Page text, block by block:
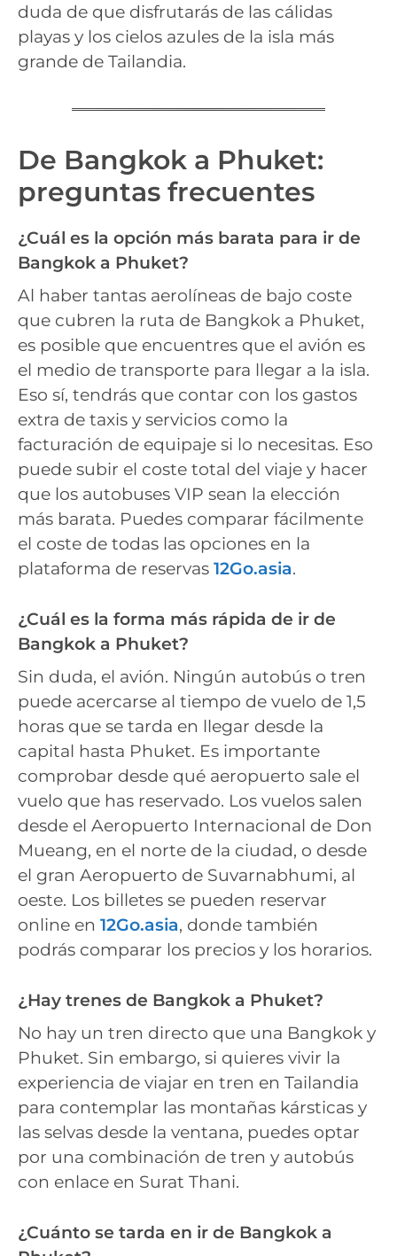
duda de que disfrutarás de las cálidas
playas y los cielos azules de la isla más
grande de Tailandia.
De Bangkok a Phuket:
preguntas frecuentes
¿Cuál es la opción más barata para ir de
Bangkok a Phuket?
Al haber tantas aerolíneas de bajo coste
que cubren la ruta de Bangkok a Phuket,
es posible que encuentres que el avión es
el medio de transporte para llegar a la isla.
Eso sí, tendrás que contar con los gastos
extra de taxis y servicios como la
facturación de equipaje si lo necesitas. Eso
puede subir el coste total del viaje y hacer
que los autobuses VIP sean la elección
más barata. Puedes comparar fácilmente
el coste de todas las opciones en la
plataforma de reservas 12Go.asia.
¿Cuál es la forma más rápida de ir de
Bangkok a Phuket?
Sin duda, el avión. Ningún autobús o tren
puede acercarse al tiempo de vuelo de 1,5
horas que se tarda en llegar desde la
capital hasta Phuket. Es importante
comprobar desde qué aeropuerto sale el
vuelo que has reservado. Los vuelos salen
desde el Aeropuerto Internacional de Don
Mueang, en el norte de la ciudad, o desde
el gran Aeropuerto de Suvarnabhumi, al
oeste. Los billetes se pueden reservar
online en 12Go.asia, donde también
podrás comparar los precios y los horarios.
¿Hay trenes de Bangkok a Phuket?
No hay un tren directo que una Bangkok y
Phuket. Sin embargo, si quieres vivir la
experiencia de viajar en tren en Tailandia
para contemplar las montañas kársticas y
las selvas desde la ventana, puedes optar
por una combinación de tren y autobús
con enlace en Surat Thani.
¿Cuánto se tarda en ir de Bangkok a